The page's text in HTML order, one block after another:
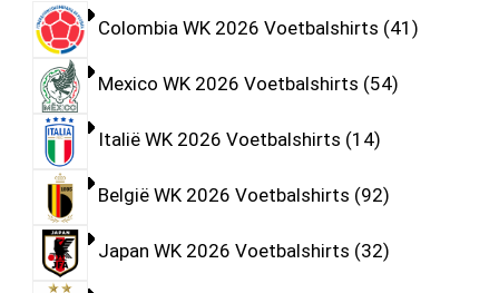
Colombia WK 2026 Voetbalshirts 41
Mexico WK 2026 Voetbalshirts 54
Italië WK 2026 Voetbalshirts 14
België WK 2026 Voetbalshirts 92
Japan WK 2026 Voetbalshirts 32